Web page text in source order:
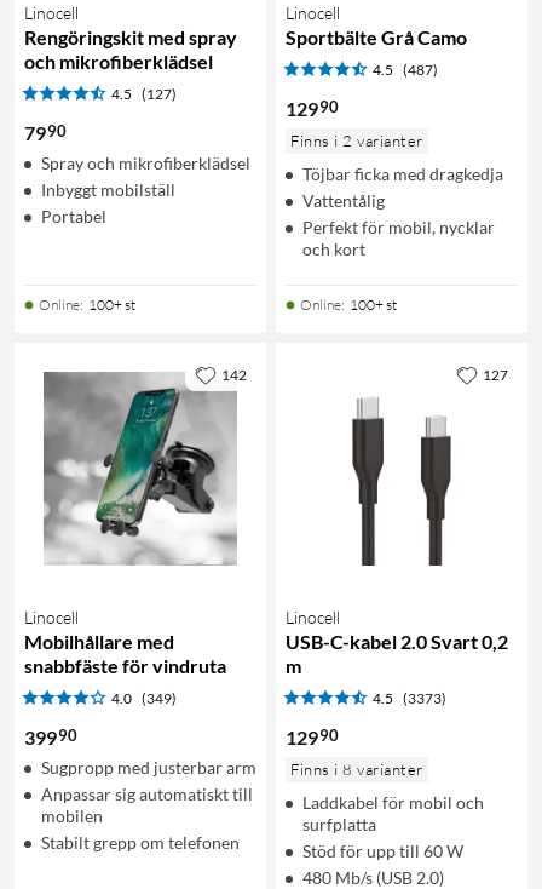
Linocell
Rengöringskit med spray
och mikrofiberklädsel
4.5 (127)
7990
Spray och mikrofiberklädsel
Inbyggt mobilställ
Portabel
Online: 100+ st
Linocell
Sportbälte Grå Camo
4.5 (487)
12990
Finns i 2 varianter
Töjbar ficka med dragkedja
Vattentålig
Perfekt för mobil, nycklar
och kort
Online: 100+ st
Linocell
Mobilhållare med
snabbfäste för vindruta
4.0 (349)
39990
Sugpropp med justerbar arm
Anpassar sig automatiskt till
mobilen
Stabilt grepp om telefonen
142
Linocell
USB-C-kabel 2.0 Svart 0,2
m
4.5 (3373)
12990
Finns i 8 varianter
Laddkabel för mobil och
surfplatta
Stöd för upp till 60 W
480 Mb/s (USB 2.0)
127